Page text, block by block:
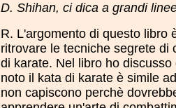
D. Shihan, ci dica a grandi
R. L'argomento di questo libro
ritrovare le tecniche segrete di
di karate. Nel libro ho
noto il kata di karate è simile
non capiscono perchè